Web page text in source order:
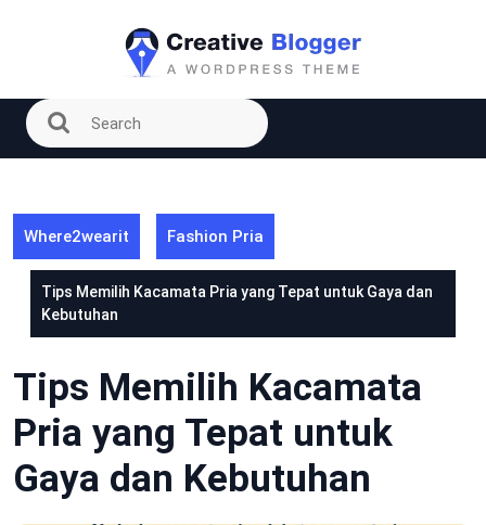
Where2wearit Fashion Pria
Tips Memilih Kacamata Pria yang Tepat untuk Gaya dan
Kebutuhan
Tips Memilih Kacamata
Pria yang Tepat untuk
Gaya dan Kebutuhan